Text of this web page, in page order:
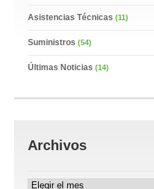
Asistencias Técnicas (11)
Suministros (54)
Últimas Noticias (14)
Archivos
Archivos